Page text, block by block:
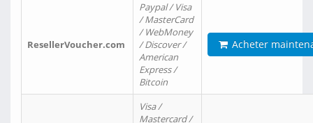
ResellerVoucher.com
Paypal / Visa
/ MasterCard
/ WebMoney
/ Discover /
American
Express /
Bitcoin
Acheter
Visa /
Mastercard /